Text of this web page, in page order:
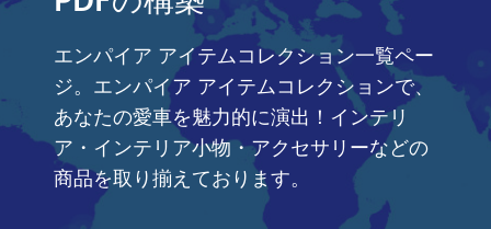
エンパイア アイテムコレクション一覧ペー
ジ。エンパイア アイテムコレクションで、
あなたの愛車を魅力的に演出！インテリ
ア・インテリア小物・アクセサリーなどの
商品を取り揃えております。